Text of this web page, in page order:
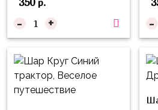
- + -
Бумажный
декор
ободки
Гудки
Гарри
Космос
Единороги